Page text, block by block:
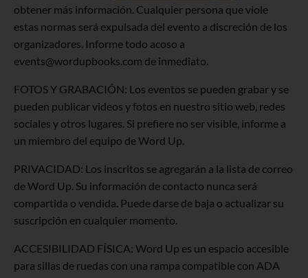
obtener más información. Cualquier persona que viole
estas normas será expulsada del evento a discreción de los
organizadores. Informe todo acoso a
events@wordupbooks.com de inmediato.
FOTOS Y GRABACIÓN: Los eventos se pueden grabar y se
pueden publicar videos y fotos en nuestro sitio web, redes
sociales y otros lugares. Si prefiere no ser visible, informe a
un miembro del equipo de Word Up.
PRIVACIDAD: Los inscritos se agregarán a la lista de correo
de Word Up. Su información de contacto nunca será
compartida o vendida. Puede darse de baja o actualizar su
suscripción en cualquier momento.
ACCESIBILIDAD FÍSICA: Word Up es un espacio accesible
para sillas de ruedas con una rampa compatible con ADA